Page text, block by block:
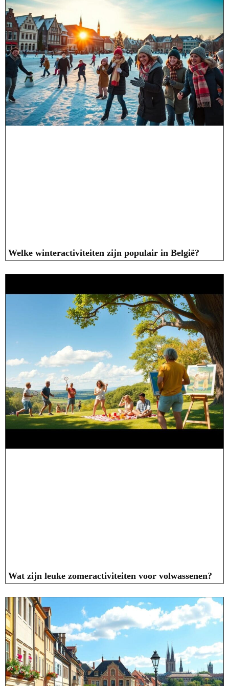
Welke winteractiviteiten zijn populair in België?
Wat zijn leuke zomeractiviteiten voor volwassenen?